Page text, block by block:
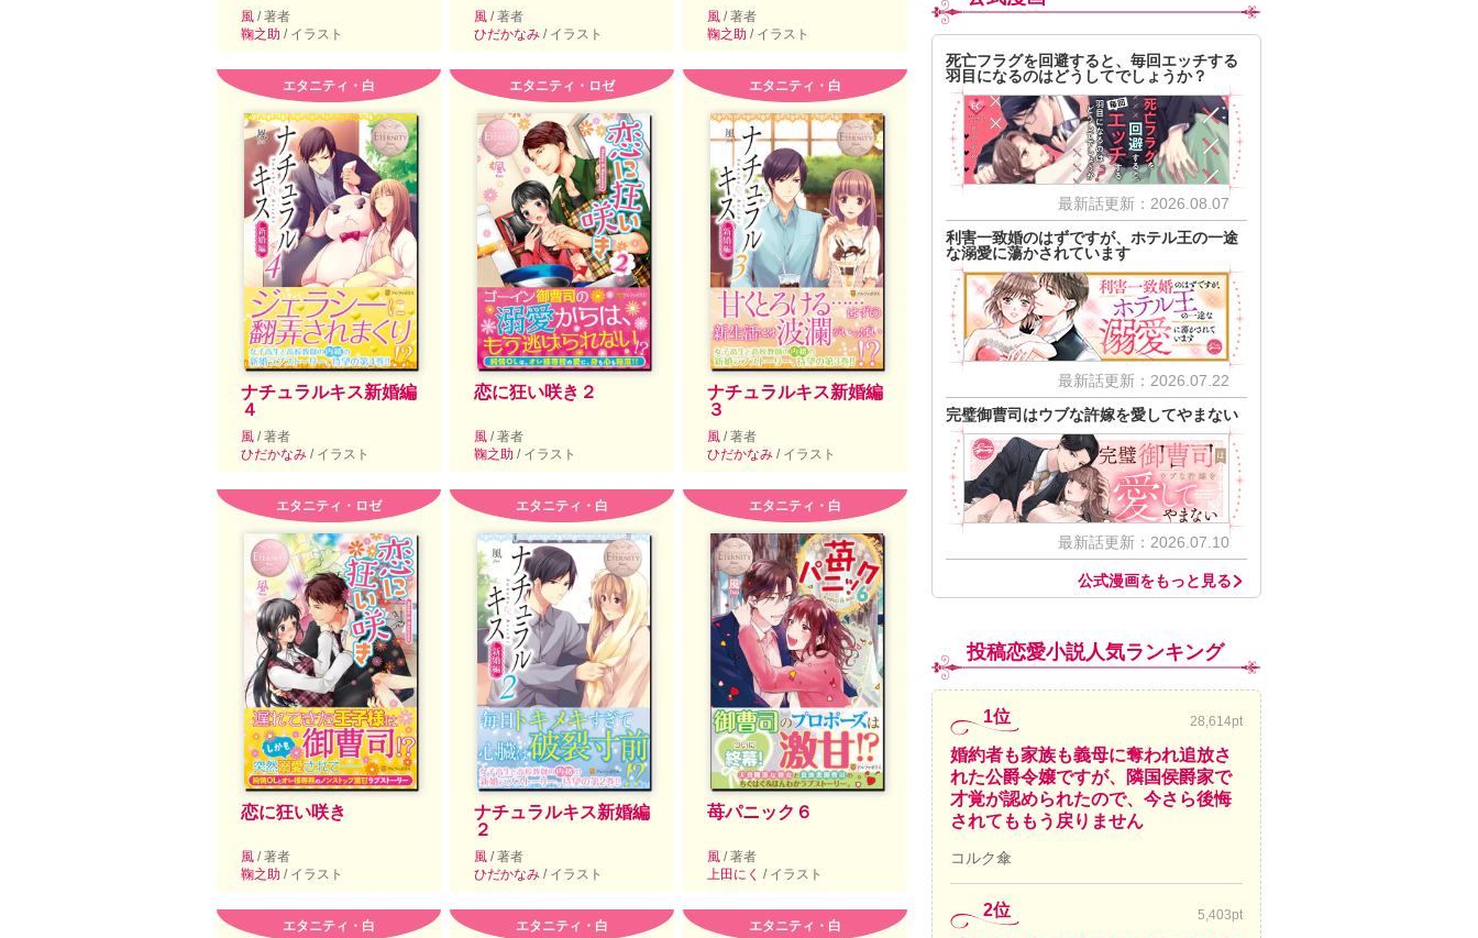
風 / 著者
鞠之助 / イラスト
風 / 著者
ひだかなみ / イラスト
風 / 著者
鞠之助 / イラスト
エタニティ・白
ナチュラルキス新婚編
４
風 / 著者
ひだかなみ / イラスト
エタニティ・ロゼ
恋に狂い咲き２
風 / 著者
鞠之助 / イラスト
エタニティ・白
ナチュラルキス新婚編
３
風 / 著者
ひだかなみ / イラスト
エタニティ・ロゼ
恋に狂い咲き
風 / 著者
鞠之助 / イラスト
エタニティ・白
ナチュラルキス新婚編
２
風 / 著者
ひだかなみ / イラスト
エタニティ・白
苺パニック６
風 / 著者
上田にく / イラスト
エタニティ・白 エタニティ・白 エタニティ・白
死亡フラグを回避すると、毎回エッチする
羽目になるのはどうしてでしょうか？
最新話更新：2026.08.07
利害一致婚のはずですが、ホテル王の一途
な溺愛に蕩かされています
最新話更新：2026.07.22
完璧御曹司はウブな許嫁を愛してやまない
最新話更新：2026.07.10
公式漫画をもっと見る
投稿恋愛小説人気ランキング
1位 28,614pt
婚約者も家族も義母に奪われ追放さ
れた公爵令嬢ですが、隣国侯爵家で
才覚が認められたので、今さら後悔
されてももう戻りません
コルク傘
2位 5,403pt